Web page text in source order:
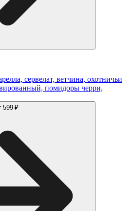
сервелат, ветчина, охотничьи
помидоры черри,
599 ₽